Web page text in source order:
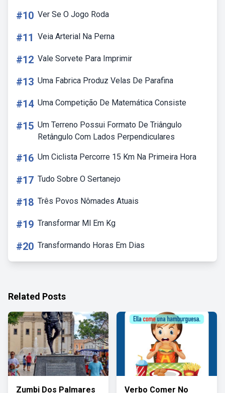
#10 Ver Se O Jogo Roda
#11 Veia Arterial Na Perna
#12 Vale Sorvete Para Imprimir
#13 Uma Fabrica Produz Velas De Parafina
#14 Uma Competição De Matemática Consiste
#15 Um Terreno Possui Formato De Triângulo
Retângulo Com Lados Perpendiculares
#16 Um Ciclista Percorre 15 Km Na Primeira Hora
#17 Tudo Sobre O Sertanejo
#18 Três Povos Nômades Atuais
#19 Transformar Ml Em Kg
#20 Transformando Horas Em Dias
Related Posts
Zumbi Dos Palmares Verbo Comer No